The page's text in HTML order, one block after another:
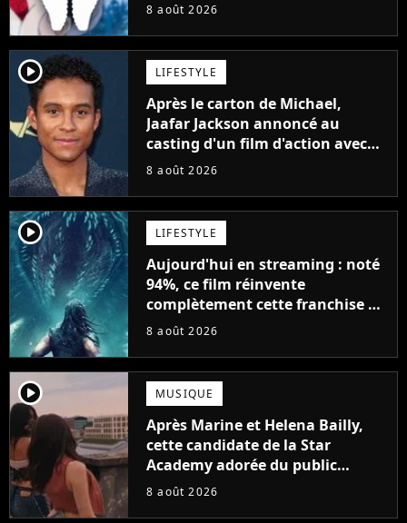
8 août 2026
player2 LIFESTYLE
Après le carton de Michael,
Jaafar Jackson annoncé au
casting d'un film d'action avec
Will Smith
8 août 2026
player2 LIFESTYLE
Aujourd'hui en streaming : noté
94%, ce film réinvente
complètement cette franchise de
science-fiction vieille de 40 ans
8 août 2026
player2 MUSIQUE
Après Marine et Helena Bailly,
cette candidate de la Star
Academy adorée du public
annonce son premier album,
8 août 2026